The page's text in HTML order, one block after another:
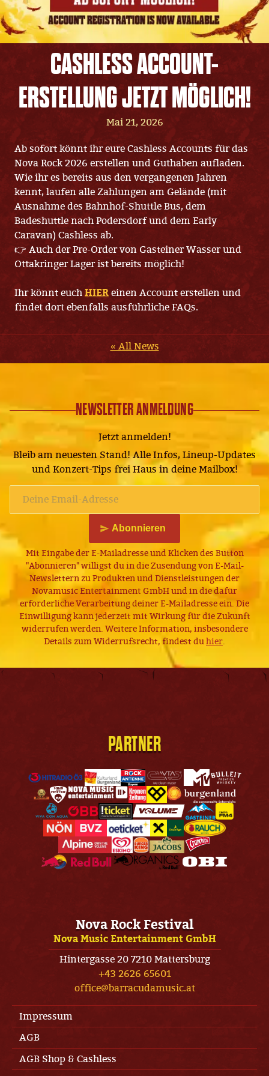
CASHLESS ACCOUNT-
ERSTELLUNG JETZT MÖGLICH!
Mai 21, 2026
Ab sofort könnt ihr eure Cashless Accounts für das
Nova Rock 2026 erstellen und Guthaben aufladen.
Wie ihr es bereits aus den vergangenen Jahren
kennt, laufen alle Zahlungen am Gelände (mit
Ausnahme des Bahnhof-Shuttle Bus, dem
Badeshuttle nach Podersdorf und dem Early
Caravan) Cashless ab.
👉 Auch der Pre-Order von Gasteiner Wasser und
Ottakringer Lager ist bereits möglich!
Ihr könnt euch HIER einen Account erstellen und
findet dort ebenfalls ausführliche FAQs.
« All News
NEWSLETTER ANMELDUNG
Jetzt anmelden!
Bleib am neuesten Stand! Alle Infos, Lineup-Updates
und Konzert-Tips frei Haus in deine Mailbox!
Abonnieren
Mit Eingabe der E-Mailadresse und Klicken des Button
"Abonnieren" willigst du in die Zusendung von E-Mail-
Newslettern zu Produkten und Dienstleistungen der
Novamusic Entertainment GmbH und in die dafür
erforderliche Verarbeitung deiner E-Mailadresse ein. Die
Einwilligung kann jederzeit mit Wirkung für die Zukunft
widerrufen werden. Weitere Information, insbesondere
Details zum Widerrufsrecht, findest duhier.
PARTNER
Nova Rock Festival
Nova Music Entertainment GmbH
Hintergasse 20 7210 Mattersburg
+43 2626 65601
office@barracudamusic.at
Impressum
AGB
AGB Shop & Cashless